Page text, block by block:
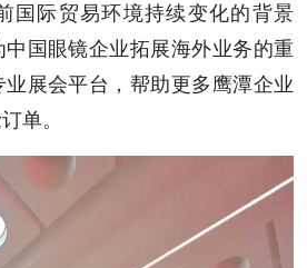
国际贸易环境持续变化的背景
国眼镜企业拓展海外业务的重
展会平台，帮助更多鹰潭企业
单。